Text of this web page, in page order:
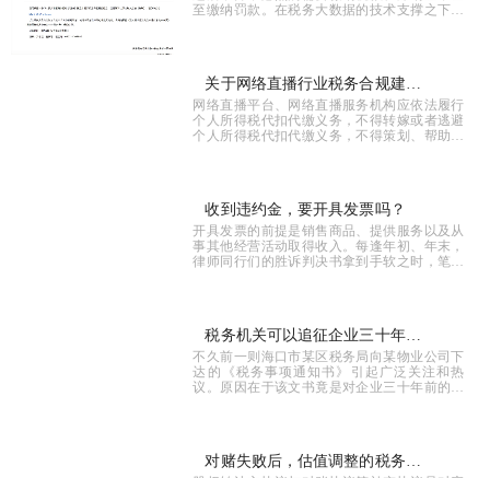
怎么做？
至缴纳罚款。在税务大数据的技术支撑之下，
关于网络直播行业税务合规建设
的思考
网络直播平台、网络直播服务机构应依法履行
个人所得税代扣代缴义务，不得转嫁或者逃避
个人所得税代扣代缴义务，不得策划、帮助网
收到违约金，要开具发票吗？
开具发票的前提是销售商品、提供服务以及从
事其他经营活动取得收入。每逢年初、年末，
律师同行们的胜诉判决书拿到手软之时，笔者
税务机关可以追征企业三十年前
的税款吗？
不久前一则海口市某区税务局向某物业公司下
达的《税务事项通知书》引起广泛关注和热
议。原因在于该文书竟是对企业三十年前的税
对赌失败后，估值调整的税务处